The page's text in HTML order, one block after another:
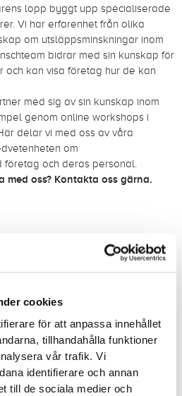
cookies
för att anpassa innehållet
tillhandahålla funktioner
vår trafik. Vi
identifierare och annan
till de sociala medier och
lopp byggt upp specialiserade
Vi har erfarenhet från olika
om utsläppsminskningar inom
bidrar med sin kunskap för
och kan visa företag hur de kan
med sig av sin kunskap inom
genom online workshops i
delar vi med oss av våra
om
och deras personal.
oss? Kontakta oss gärna.